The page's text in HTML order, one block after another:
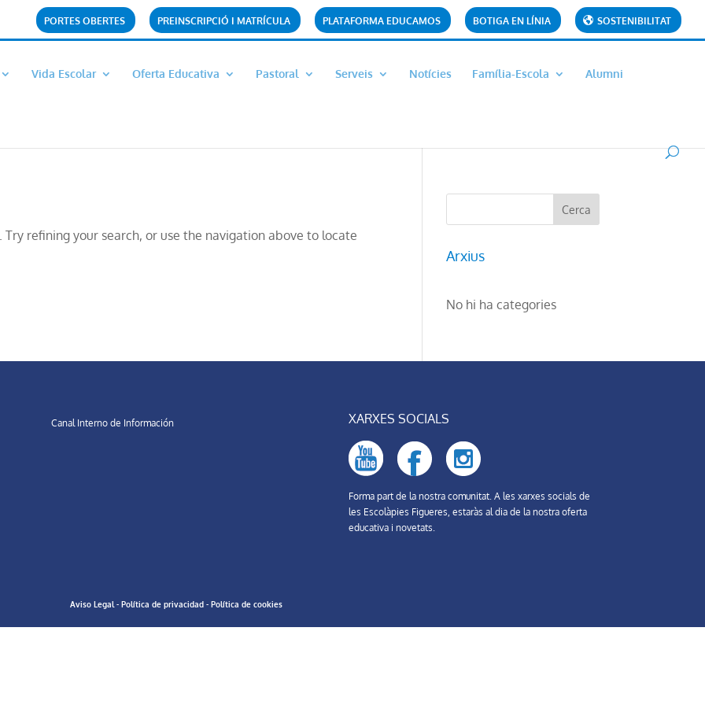
PORTES OBERTES PREINSCRIPCIÓ I MATRÍCULA PLATAFORMA EDUCAMOS BOTIGA EN LÍNIA SOSTENIBILITAT
Vida Escolar Oferta Educativa Pastoral Serveis Notícies Família-Escola Alumni
refining your search, or use the navigation above to locate
Arxius
No hi ha categories
Canal Interno de Información XARXES SOCIALS
Forma part de la nostra comunitat. A les xarxes socials de
les Escolàpies Figueres, estaràs al dia de la nostra oferta
educativa i novetats.
Aviso Legal - Política de privacidad - Política de cookies